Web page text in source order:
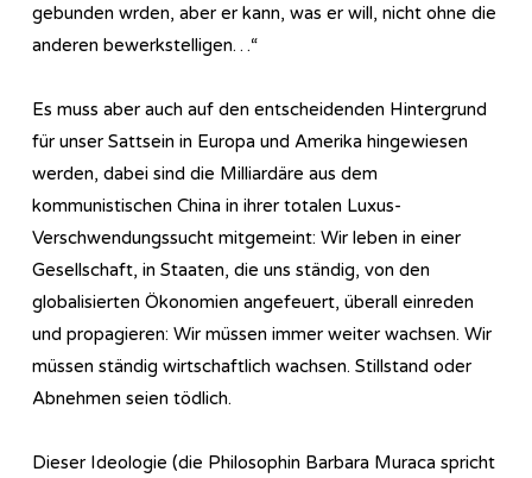
gebunden wrden, aber er kann, was er will, nicht ohne die
anderen bewerkstelligen…“
Es muss aber auch auf den entscheidenden Hintergrund
für unser Sattsein in Europa und Amerika hingewiesen
werden, dabei sind die Milliardäre aus dem
kommunistischen China in ihrer totalen Luxus-
Verschwendungssucht mitgemeint: Wir leben in einer
Gesellschaft, in Staaten, die uns ständig, von den
globalisierten Ökonomien angefeuert, überall einreden
und propagieren: Wir müssen immer weiter wachsen. Wir
müssen ständig wirtschaftlich wachsen. Stillstand oder
Abnehmen seien tödlich.
Dieser Ideologie (die Philosophin Barbara Muraca spricht